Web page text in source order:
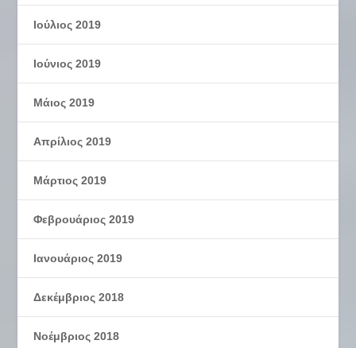
Ιούλιος 2019
Ιούνιος 2019
Μάιος 2019
Απρίλιος 2019
Μάρτιος 2019
Φεβρουάριος 2019
Ιανουάριος 2019
Δεκέμβριος 2018
Νοέμβριος 2018